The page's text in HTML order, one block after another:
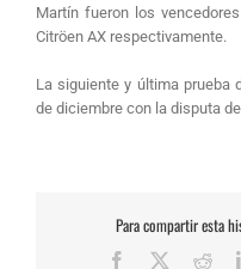
Martín fueron los
Citröen AX respectivamente.
La siguiente y última prueba
de diciembre con la disputa
Para compartir esta
Facebook